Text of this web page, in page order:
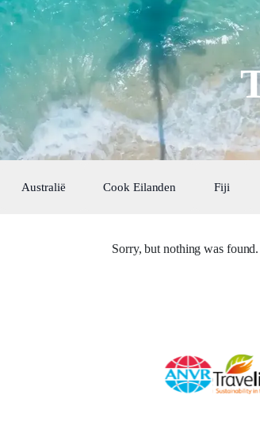
Australië Cook Eilanden Fiji
Sorry, but nothing was